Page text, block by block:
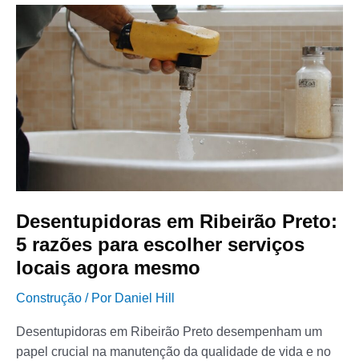
Desentupidoras em Ribeirão Preto:
5 razões para escolher serviços
locais agora mesmo
Construção / Por Daniel Hill
Desentupidoras em Ribeirão Preto desempenham um
papel crucial na manutenção da qualidade de vida e no
Desentupidoras
Ribeirão
5
razões
para
escolher
locais
agora